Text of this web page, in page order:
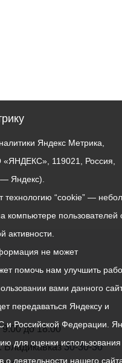
до 18.00
Владикавказ30-30-30
Яндекс Метрика,
119021, Россия,
Яндекс).
технологию “cookie” —
пользователей
активности.
не может
помочь нам улучшить
вами данного
передаваться Яндексу и
и Российской Федерации.
для оценки
о деятельности нашего